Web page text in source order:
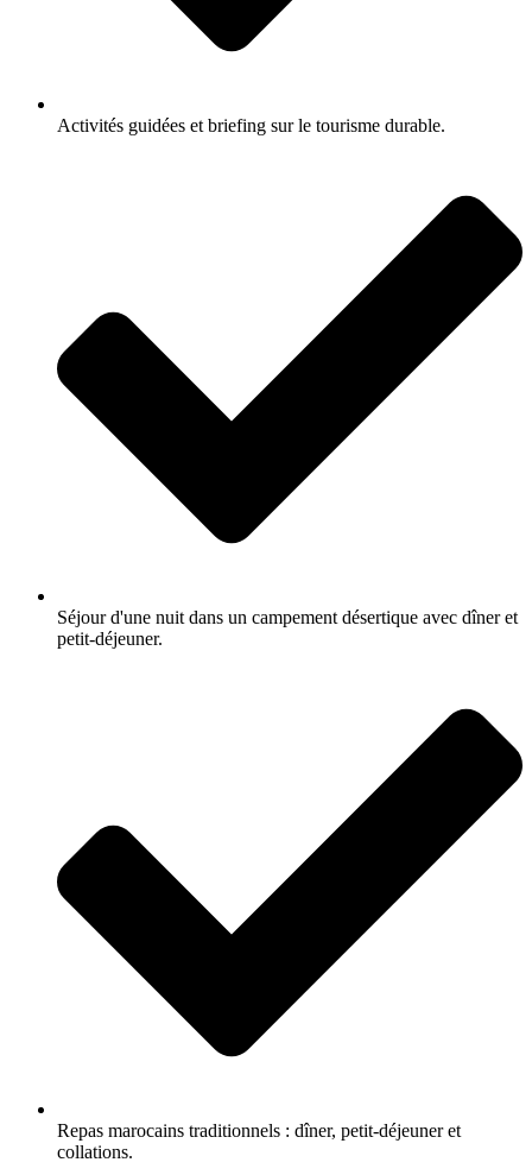
Activités guidées et briefing sur le tourisme durable.
Séjour d'une nuit dans un campement désertique avec dîner et
petit-déjeuner.
Repas marocains traditionnels : dîner, petit-déjeuner et
collations.